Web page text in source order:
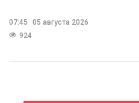
07:45
05 августа 2026
924